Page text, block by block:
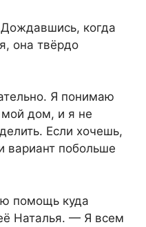
когда
она твёрдо
Я понимаю
дом, и я не
Если хочешь,
вариант побольше
помощь куда
Наталья. — Я всем